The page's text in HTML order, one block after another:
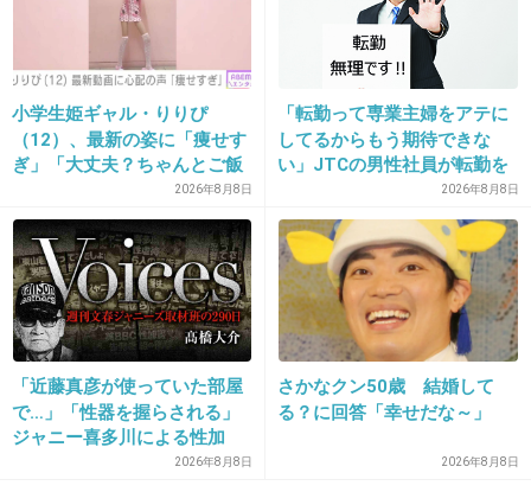
2026/06/03(水) 15:20:18
>>1
つまりどこかの学校が右翼教育をするのもOKっ
てこと？
修学旅行で街宣車に乗って街宣体験とか？
左翼教育で活動船に乗せるのをアリとするなら
右翼教育もアリよね？
嘘だろ
そんな学校があったらお前ら猛抗議するだろ
3件の返信
-1
小学生姫ギャル・りりぴ
（12）、最新の姿に「痩せす
ぎ」「大丈夫？ちゃんとご飯
食べてね」など心配の声2026年8月8日
「転勤って専業主婦をアテに
してるからもう期待できな
い」JTCの男性社員が転勤を
命じられるも「妻は3倍稼い
でるので、それなら辞める」
と言ったら、転勤がなくなっ
た
2026年8月8日
「近藤真彦が使っていた部屋
で…」「性器を握らされる」
ジャニー喜多川による性加
害、語り始めた被害者たち
2026年8月8日
さかなクン50歳 結婚して
る？に回答「幸せだな～」
2026年8月8日